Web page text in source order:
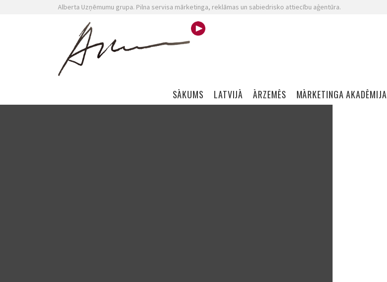
Alberta Uzņēmumu grupa. Pilna servisa mārketinga, reklāmas un sabiedrisko attiecību aģentūra.
Skip navigation
SĀKUMS LATVIJĀ ĀRZEMĒS MĀRKETINGA AKADĒMIJA